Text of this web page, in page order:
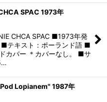
SPAC 1973年
CHCA SPAC ■1973年発
■テキスト：ポーランド語 ■
カバー ＊カバーなし。 ■サ
Lopianem" 1987年